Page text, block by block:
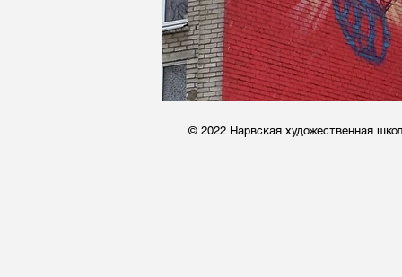
© 2022 Нарвская художественная